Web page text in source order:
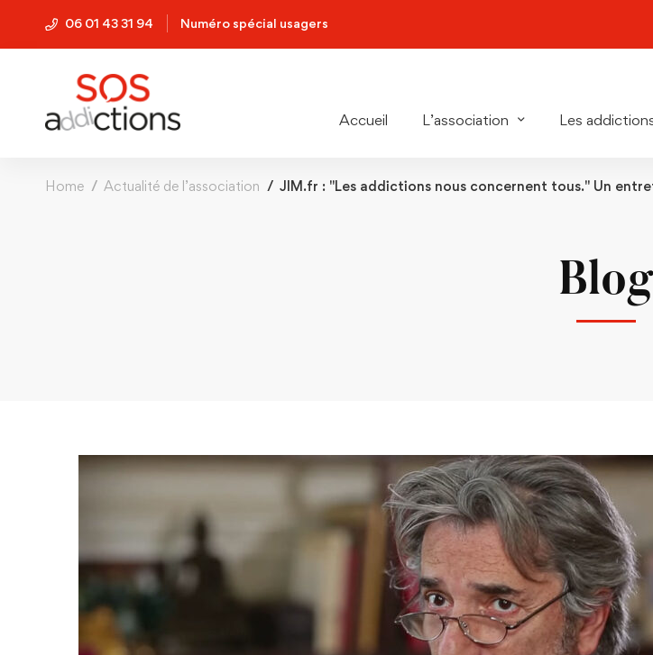
06 01 43 31 94 Numéro spécial usagers
Accueil L’association Les
Home Actualité de l’association JIM.fr : "Les addictions nous concernent tous." Un
Blog